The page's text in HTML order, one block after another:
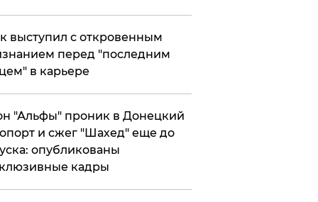
выступил с откровенным
перед "последним
в карьере
"Альфы" проник в Донецкий
и сжег "Шахед" еще до
опубликованы
кадры